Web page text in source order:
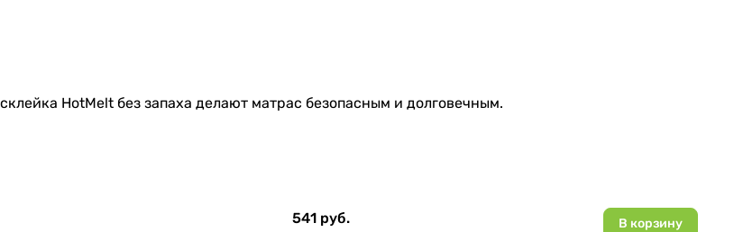
HotMelt без запаха делают матрас безопасным и долговечным.
541 руб. В корзину